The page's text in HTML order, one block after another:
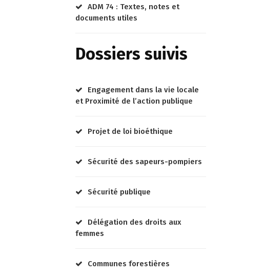
ADM 74 : Textes, notes et
documents utiles
Dossiers suivis
Engagement dans la vie locale
et Proximité de l’action publique
Projet de loi bioéthique
Sécurité des sapeurs-pompiers
Sécurité publique
Délégation des droits aux
femmes
Communes forestières